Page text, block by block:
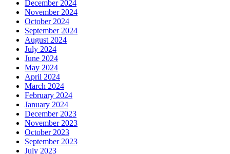
December 2024
November 2024
October 2024
September 2024
August 2024
July 2024
June 2024
May 2024
April 2024
March 2024
February 2024
January 2024
December 2023
November 2023
October 2023
September 2023
July 2023